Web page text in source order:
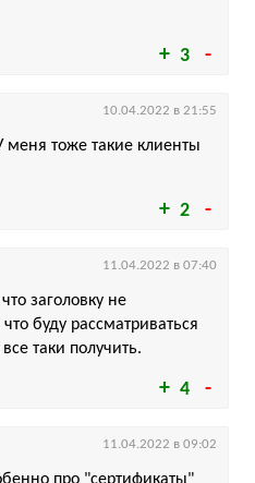
3
2
меня тоже такие клиенты
10.04.2022 в 21:55
4
заголовку не
буду рассматриваться
таки получить.
11.04.2022 в 07:40
про "сертификаты"
11.04.2022 в 09:02